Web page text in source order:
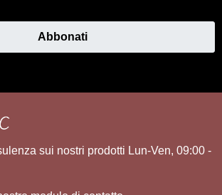
Abbonati
sui nostri prodotti Lun-Ven, 09:00 -